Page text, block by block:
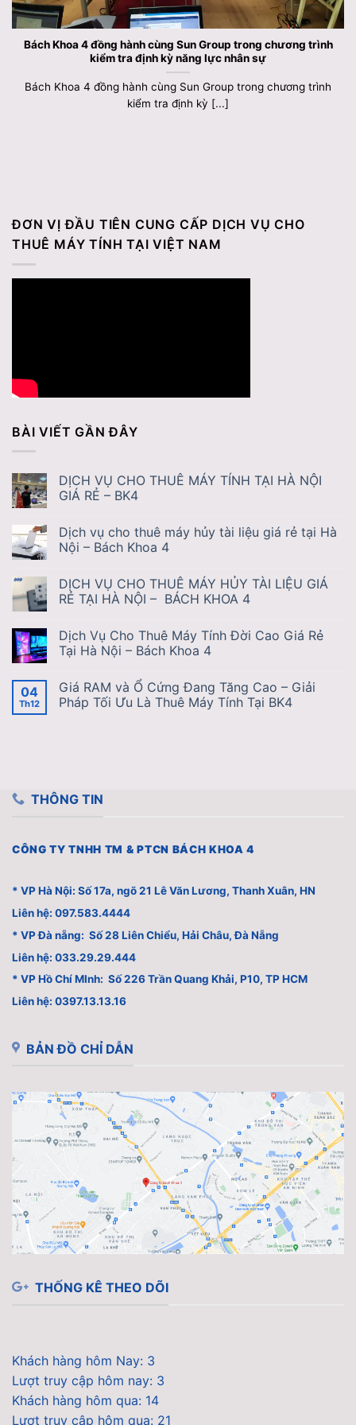
Bách Khoa 4 đồng hành cùng Sun Group trong chương trình
kiểm tra định kỳ năng lực nhân sự
Bách Khoa 4 đồng hành cùng Sun Group trong chương trình
kiểm tra định kỳ [...]
ĐƠN VỊ ĐẦU TIÊN CUNG CẤP DỊCH VỤ CHO
THUÊ MÁY TÍNH TẠI VIỆT NAM
BÀI VIẾT GẦN ĐÂY
DỊCH VỤ CHO THUÊ MÁY TÍNH TẠI HÀ NỘI
GIÁ RẺ – BK4
Dịch vụ cho thuê máy hủy tài liệu giá rẻ tại Hà
Nội – Bách Khoa 4
DỊCH VỤ CHO THUÊ MÁY HỦY TÀI LIỆU GIÁ
RẺ TẠI HÀ NỘI – BÁCH KHOA 4
Dịch Vụ Cho Thuê Máy Tính Đời Cao Giá Rẻ
Tại Hà Nội – Bách Khoa 4
04
Th12
Giá RAM và Ổ Cứng Đang Tăng Cao – Giải
Pháp Tối Ưu Là Thuê Máy Tính Tại BK4
THÔNG TIN
CÔNG TY TNHH TM & PTCN BÁCH KHOA 4
* VP Hà Nội: Số 17a, ngõ 21 Lê Văn Lương, Thanh Xuân, HN
Liên hệ: 097.583.4444
* VP Đà nẵng: Số 28 Liên Chiểu, Hải Châu, Đà Nẵng
Liên hệ: 033.29.29.444
* VP Hồ Chí MInh: Số 226 Trần Quang Khải, P10, TP HCM
Liên hệ: 0397.13.13.16
BẢN ĐỒ CHỈ DẪN
THỐNG KÊ THEO DÕI
Khách hàng hôm Nay: 3
Lượt truy cập hôm nay: 3
Khách hàng hôm qua: 14
Lượt truy cập hôm qua: 21